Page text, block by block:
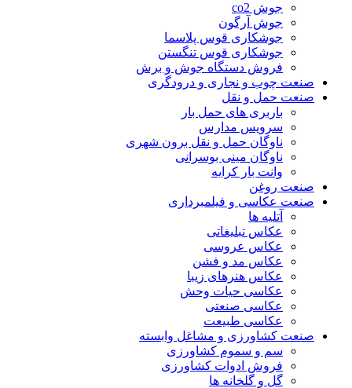
جوش co2
جوش آرگون
جوشکاری قوس پلاسما
جوشکاری قوس تنگستن
فروش دستگاه جوش و برش
صنعت چوب و نجاری و درودگری
صنعت حمل و نقل
باربری های حمل بار
سرویس مدارس
ناوگان حمل و نقل برون شهری
ناوگان مینی بوسرانی
وانت بار کرایه
صنعت روغن
صنعت عکاسی و فیلمبرداری
آتلیه ها
عکاس تبلیغاتی
عکاس عروسی
عکاس مد و فشن
عکاس هنرهای زیبا
عکاسی حیات وحش
عکاسی صنعتی
عکاسی طبیعت
صنعت کشاورزی و مشاغل وابسته
سم و سموم کشاورزی
فروش ادوات کشاورزی
گل و گلخانه ها